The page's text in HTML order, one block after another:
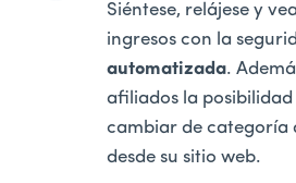
Siéntese, relájese y
ingresos con la
automatizada.
afiliados la
cambiar de categoría
desde su sitio web.